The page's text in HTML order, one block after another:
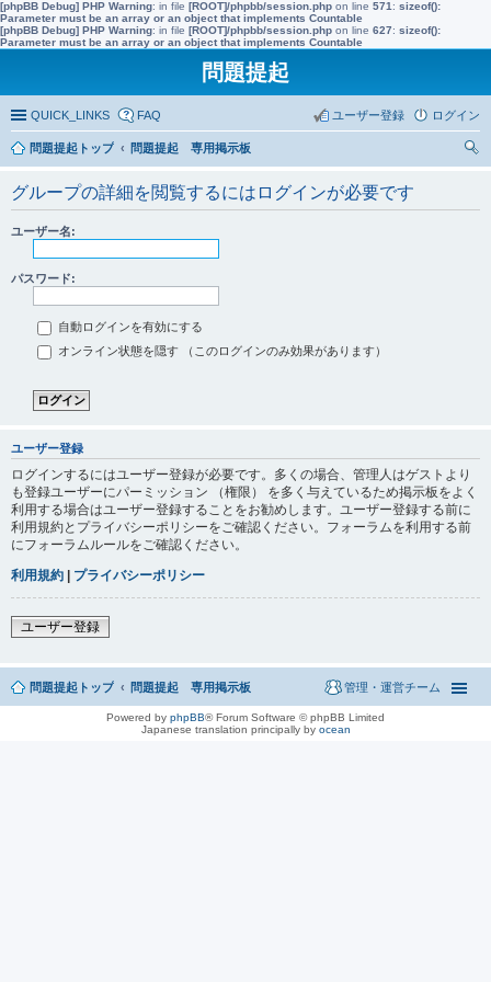
[phpBB Debug] PHP Warning: in file [ROOT]/phpbb/session.php on line 571 : sizeof():
Parameter must be an array or an object that implements Countable
[phpBB Debug] PHP Warning: in file [ROOT]/phpbb/session.php on line 627: sizeof():
Parameter must be an array or an object that implements Countable
問題提起
QUICK_LINKS FAQ ログイン
ユーザー登録
問題提起トップ
問題提起 専用掲示板
グループの詳細を閲覧するにはログインが必要です
ユーザー名:
パスワード:
自動ログインを有効にする
オンライン状態を隠す （このログインのみ効果があります）
ユーザー登録
ログインするにはユーザー登録が必要です。多くの場合、管理人はゲストより
も登録ユーザーにパーミッション （権限） を多く与えているため掲示板をよく
利用する場合はユーザー登録することをお勧めします。ユーザー登録する前に
利用規約とプライバシーポリシーをご確認ください。フォーラムを利用する前
にフォーラムルールをご確認ください。
利用規約 | プライバシーポリシー
ユーザー登録
問題提起トップ 問題提起 専用掲示板 管理・運営チーム
Powered by phpBB® Forum Software © phpBB Limited
Japanese translation principally by ocean